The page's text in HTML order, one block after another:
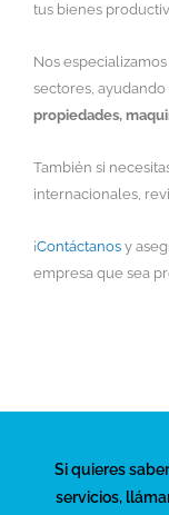
tus bienes
Nos especializamos
sectores,
propiedades,
También si
internacionales,
¡Contáctanos y
empresa que sea
Si quieres
servicios,